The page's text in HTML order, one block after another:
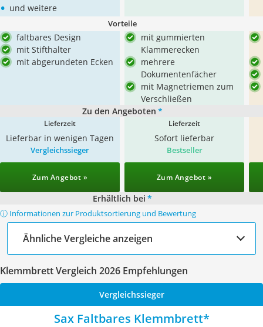
• und weitere
Vorteile
faltbares Design
mit Stifthalter
mit abgerundeten Ecken
mit gummierten
Klammerecken
mehrere
Dokumentenfächer
mit Magnetriemen zum
Verschließen
Zu den Angeboten *
Lieferzeit
Lieferbar in wenigen Tagen
Lieferzeit
Sofort lieferbar
Vergleichssieger
Zum Angebot »
Bestseller
Zum Angebot »
Erhältlich bei *
ⓘ Informationen zur Produktsortierung und Bewertung
Ähnliche Vergleiche anzeigen
Klemmbrett Vergleich 2026 Empfehlungen
Vergleichssieger
Sax Faltbares Klemmbrett